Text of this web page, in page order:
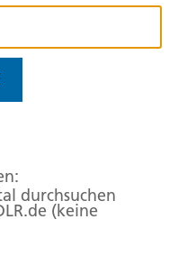
durchsuchen
(keine